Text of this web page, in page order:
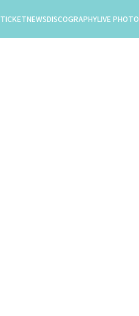
TICKETNEWSDISCOGRAPHYLIVE PHOTO